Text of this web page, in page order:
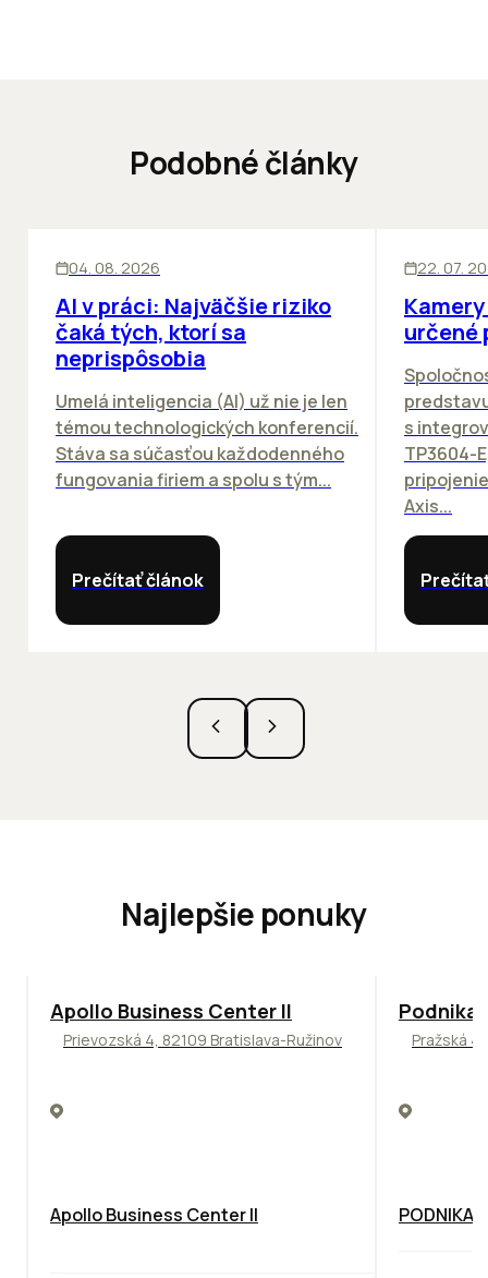
Podobné články
04. 08. 2026
AI v práci: Najväčšie riziko
čaká tých, ktorí sa
neprispôsobia
Umelá inteligencia (AI) už nie je len
témou technologických konferencií.
Stáva sa súčasťou každodenného
fungovania firiem a spolu s tým...
Prečítať článok
22. 07.
určené
s
TP3604-
Axis...
Najlepšie ponuky
TOP NOVINKA ODPORÚČAME
Apollo Business Center II
Prievozská 4, 82109 Bratislava-Ružinov
Apollo Business Center II
Pražská